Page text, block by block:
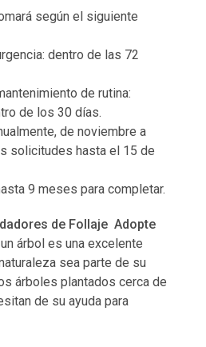
según el siguiente
dentro de las 72
de rutina:
de los 30 días.
de noviembre a
solicitudes hasta el 15 de
9 meses para completar.
de Follaje Adopte
árbol es una excelente
sea parte de su
árboles plantados cerca de
de su ayuda para